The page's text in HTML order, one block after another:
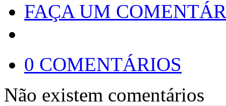
FAÇA UM
0 COMENTÁRIOS
Não existem comentários